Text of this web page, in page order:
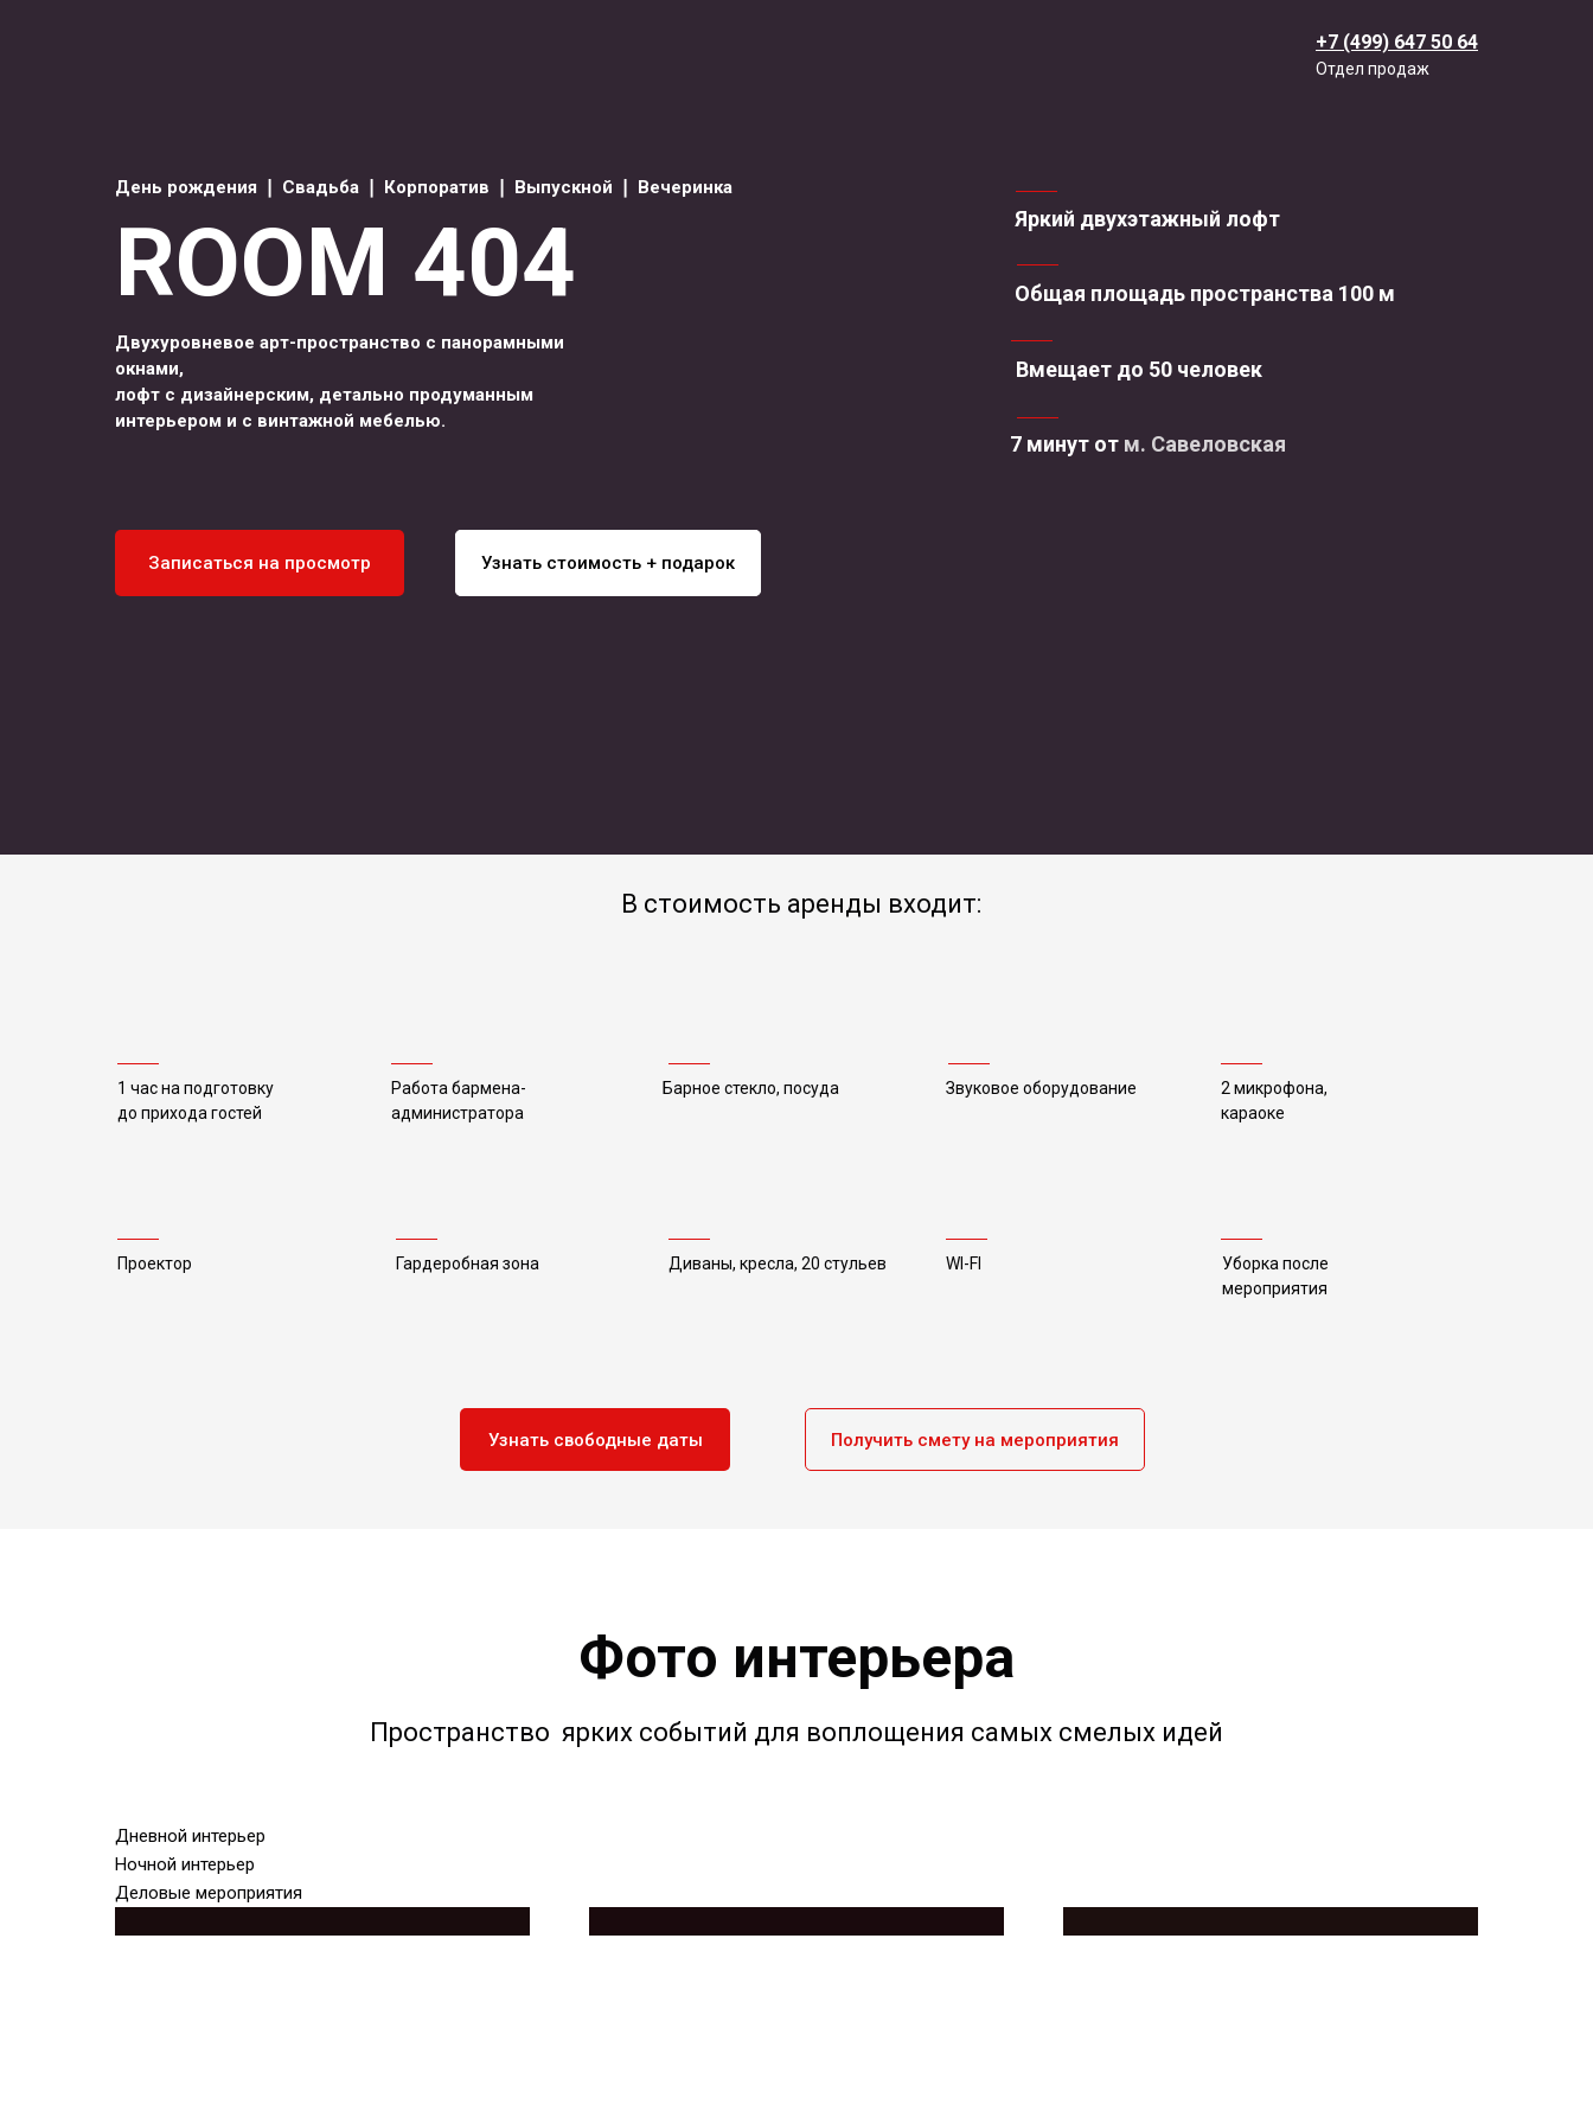
7 минут от м. Савеловская
+7 (499) 647 50 64
Отдел продаж
Вмещает до 50 человек
Яркий двухэтажный лофт
Общая площадь пространства 100 м
Узнать стоимость + подарок
Записаться на просмотр
ROOM 404
Двухуровневое арт-пространство с панорамными
окнами,
лофт с дизайнерским, детально продуманным
интерьером и с винтажной мебелью.
День рождения ❘ Свадьба ❘ Корпоратив ❘ Выпускной ❘ Вечеринка
Барное стекло, посуда
Уборка после
мероприятия
1 час на подготовку
до прихода гостей
В стоимость аренды входит:
Узнать свободные даты Получить смету на мероприятия
Диваны, кресла, 20 стульев
2 микрофона,
караоке
Проектор
Звуковое оборудование
Работа бармена-
администратора
Гардеробная зона WI-FI
Фото интерьера
Пространство ярких событий для воплощения самых смелых идей
Дневной интерьер
Ночной интерьер
Деловые мероприятия